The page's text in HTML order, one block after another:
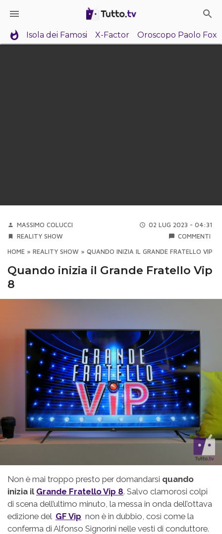
Isola dei Famosi X-Factor Oroscopo Paolo Fox
MASSIMO COLUCCI
02 LUG 2023 - 04:31
REALITY SHOW
COMMENTI
HOME » REALITY SHOW » QUANDO INIZIA IL GRANDE FRATELLO VIP 8
Quando inizia il Grande Fratello Vip
8
Non è mai troppo presto per domandarsi quando
inizia il Grande Fratello Vip 8. Salvo clamorosi colpi
di scena dell’ultimo minuto, la messa in onda dell’ottava
edizione del GF Vip non è in dubbio, così come la
conferma di Alfonso Signorini nelle vesti di conduttore.